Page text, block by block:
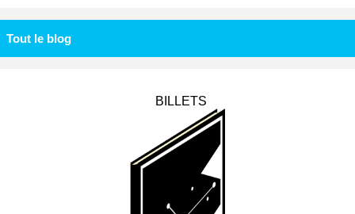
Tout le blog
BILLETS